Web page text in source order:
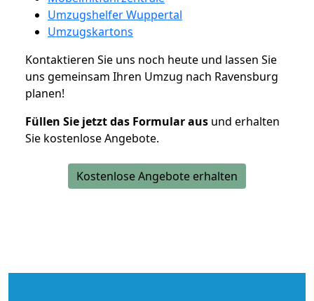
Umzugshelfer Wuppertal
Umzugskartons
Kontaktieren Sie uns noch heute und lassen Sie
uns gemeinsam Ihren Umzug nach Ravensburg
planen!
Füllen Sie jetzt das Formular aus und erhalten
Sie kostenlose Angebote.
Kostenlose Angebote erhalten